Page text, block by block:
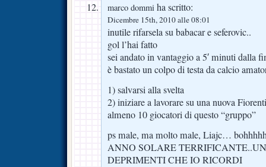
marco dommi ha scritto:
Dicembre 15th, 2010 alle 08:01
inutile rifarsela su babacar e seferovic..
gol l’hai fatto
sei andato in vantaggio a 5′ minuti dalla
è bastato un colpo di testa da calcio
1) salvarsi alla svelta
2) iniziare a lavorare su una nuova
almeno 10 giocatori di questo “gruppo”
ps male, ma molto male, Liajc…
ANNO SOLARE
DEPRIMENTI CHE IO RICORDI